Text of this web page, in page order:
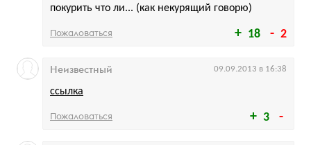
18 2
покурить что ли... (как некурящий говорю)
Пожаловаться
3
ссылка
Неизвестный 09.09.2013 в 16:38
Пожаловаться